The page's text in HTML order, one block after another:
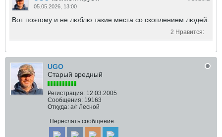
05.05.2026, 13:00
Вот поэтому и не люблю такие места со скоплением людей.
2 Нравится:
UGO
Старый вредный
Регистрация: 12.03.2005
Сообщения: 19163
Откуда: а/г Лесной
Переслать сообщение: